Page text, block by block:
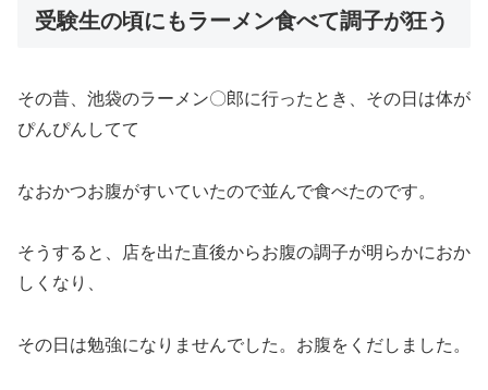
受験生の頃にもラーメン食べて調子が狂う
その昔、池袋のラーメン〇郎に行ったとき、その日は体が
ぴんぴんしてて
なおかつお腹がすいていたので並んで食べたのです。
そうすると、店を出た直後からお腹の調子が明らかにおか
しくなり、
その日は勉強になりませんでした。お腹をくだしました。